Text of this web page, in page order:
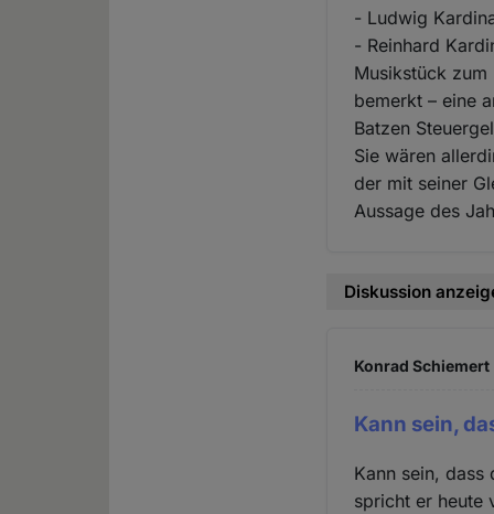
- Ludwig
- Reinhard
Musikstück
bemerkt – eine
Batzen
Sie wären
der mit seiner
Aussage des
Diskussion
Konrad
Kann sein,
Kann sein,
spricht er heute